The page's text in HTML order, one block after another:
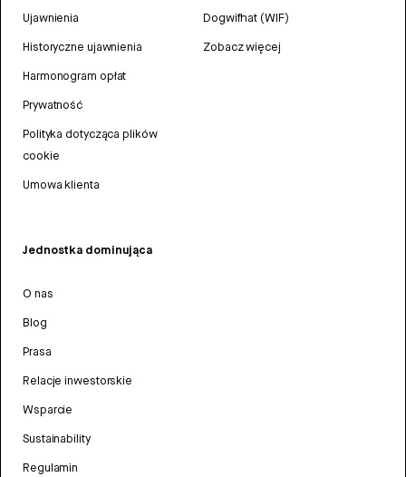
Ujawnienia
Historyczne ujawnienia
Harmonogram opłat
Prywatność
Polityka dotycząca plików
cookie
Umowa klienta
Dogwifhat (WIF)
Zobacz więcej
Jednostka dominująca
O nas
Blog
Prasa
Relacje inwestorskie
Wsparcie
Sustainability
Regulamin